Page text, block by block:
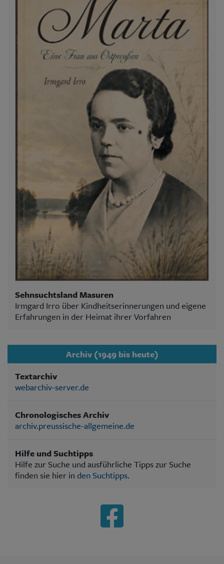
Sehnsuchtsland Masuren
Irmgard Irro über Kindheitserinnerungen und eigene
Erfahrungen in der Heimat ihrer Vorfahren
Archiv (1949 bis heute)
Textarchiv
webarchiv-server.de
Chronologisches Archiv
archiv.preussische-allgemeine.de
Hilfe und Suchtipps
Hilfe zur Suche und ausführliche Tipps zur Suche
finden sie hier in den Suchtipps.